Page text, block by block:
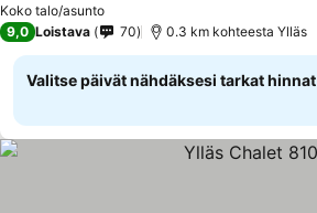
Koko talo/asunto
9,0 Loistava 70 0.3 km kohteesta Ylläs
Valitse päivät nähdäksesi tarkat hinnat